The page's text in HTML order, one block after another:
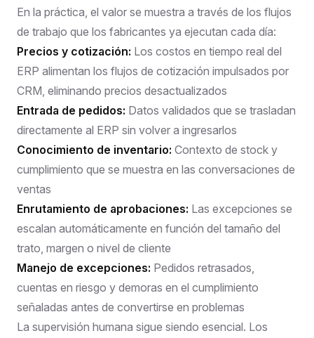
En la práctica, el valor se muestra a través de los flujos
de trabajo que los fabricantes ya ejecutan cada día:
Precios y cotización: Los costos en tiempo real del
ERP alimentan los flujos de cotización impulsados por
CRM, eliminando precios desactualizados
Entrada de pedidos: Datos validados que se trasladan
directamente al ERP sin volver a ingresarlos
Conocimiento de inventario: Contexto de stock y
cumplimiento que se muestra en las conversaciones de
ventas
Enrutamiento de aprobaciones: Las excepciones se
escalan automáticamente en función del tamaño del
trato, margen o nivel de cliente
Manejo de excepciones: Pedidos retrasados,
cuentas en riesgo y demoras en el cumplimiento
señaladas antes de convertirse en problemas
La supervisión humana sigue siendo esencial. Los